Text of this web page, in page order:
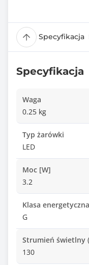
Specyfikacja
Specyfikacja
Waga
0.25 kg
Typ żarówki
LED
Moc [W]
3.2
Klasa energetyczna
G
Strumień świetlny
130